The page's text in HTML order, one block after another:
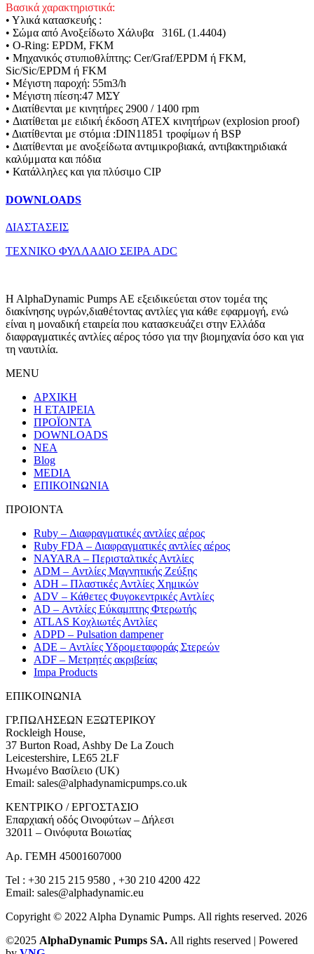
Βασικά χαρακτηριστικά:
• Υλικά κατασκευής :
• Σώμα από Ανοξείδωτο Χάλυβα 316L (1.4404)
• O-Ring: EPDM, FKM
• Μηχανικός στυπιοθλίπτης: Cer/Graf/EPDM ή FKM,
Sic/Sic/EPDM ή FKM
• Μέγιστη παροχή: 55m3/h
• Μέγιστη πίεση:47 ΜΣΥ
• Διατίθενται με κινητήρες 2900 / 1400 rpm
• Διατίθεται με ειδική έκδοση ΑΤΕΧ κινητήρων (explosion proof)
• Διατίθενται με στόμια :DIN11851 τροφίμων ή BSP
• Διατίθενται με ανοξείδωτα αντιμικροβιακά, αντιβακτηριδιακά
καλύμματα και πόδια
• Κατάλληλες και για πλύσιμο CIP
DOWNLOADS
ΔΙΑΣΤΑΣΕΙΣ
ΤΕΧΝΙΚΟ ΦΥΛΛΑΔΙΟ ΣΕΙΡΑ ADC
H AlphaDynamic Pumps AE εξειδικεύεται στον τομέα της
διακίνησης υγρών,διαθέτοντας αντλίες για κάθε εφαρμογή, ενώ
είναι η μοναδική εταιρεία που κατασκευάζει στην Ελλάδα
διαφραγματικές αντλίες αέρος τόσο για την βιομηχανία όσο και για
τη ναυτιλία.
MENU
ΑΡΧΙΚΗ
Η ΕΤΑΙΡΕΙΑ
ΠΡΟΪΟΝΤΑ
DOWNLOADS
ΝΕΑ
Blog
MEDIA
ΕΠΙΚΟΙΝΩΝΙΑ
ΠΡΟΙΟΝΤΑ
Ruby – Διαφραγματικές αντλίες αέρος
Ruby FDA – Διαφραγματικές αντλίες αέρος
NAYARA – Περισταλτικές Αντλίες
ADM – Αντλίες Μαγνητικής Ζεύξης
ADH – Πλαστικές Αντλίες Χημικών
ADV – Κάθετες Φυγοκεντρικές Αντλίες
AD – Αντλίες Εύκαμπτης Φτερωτής
ATLAS Κοχλιωτές Αντλίες
ADPD – Pulsation dampener
ADE – Αντλίες Υδρομεταφοράς Στερεών
ADF – Μετρητές ακριβείας
Impa Products
ΕΠΙΚOIΝΩΝΙΑ
ΓΡ.ΠΩΛΗΣΕΩΝ ΕΞΩΤΕΡΙΚΟΥ
Rockleigh House,
37 Burton Road, Ashby De La Zouch
Leicestershire, LE65 2LF
Ηνωμένο Βασίλειο (UK)
Email: sales@alphadynamicpumps.co.uk
KENTΡIKO / ΕΡΓΟΣΤΑΣΙΟ
Επαρχιακή οδός Οινοφύτων – Δήλεσι
32011 – Οινόφυτα Βοιωτίας
Αρ. ΓΕΜΗ 45001607000
Tel : +30 215 215 9580 , +30 210 4200 422
Email: sales@alphadynamic.eu
Copyright © 2022 Alpha Dynamic Pumps. All rights reserved. 2026
©2025 AlphaDynamic Pumps SA. All rights reserved | Powered